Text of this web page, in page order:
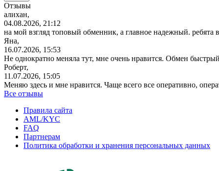
Отзывы
алихан,
04.08.2026, 21:12
на мой взгляд топовый обменник, а главное надежный.
Яна,
16.07.2026, 15:53
Не однократно меняла тут, мне очень нравится. Обмен
Роберт,
11.07.2026, 15:05
Меняю здесь и мне нравится. Чаще всего все оперативно,
Все отзывы
Правила сайта
AML/KYC
FAQ
Партнерам
Политика обработки и хранения персональных данных